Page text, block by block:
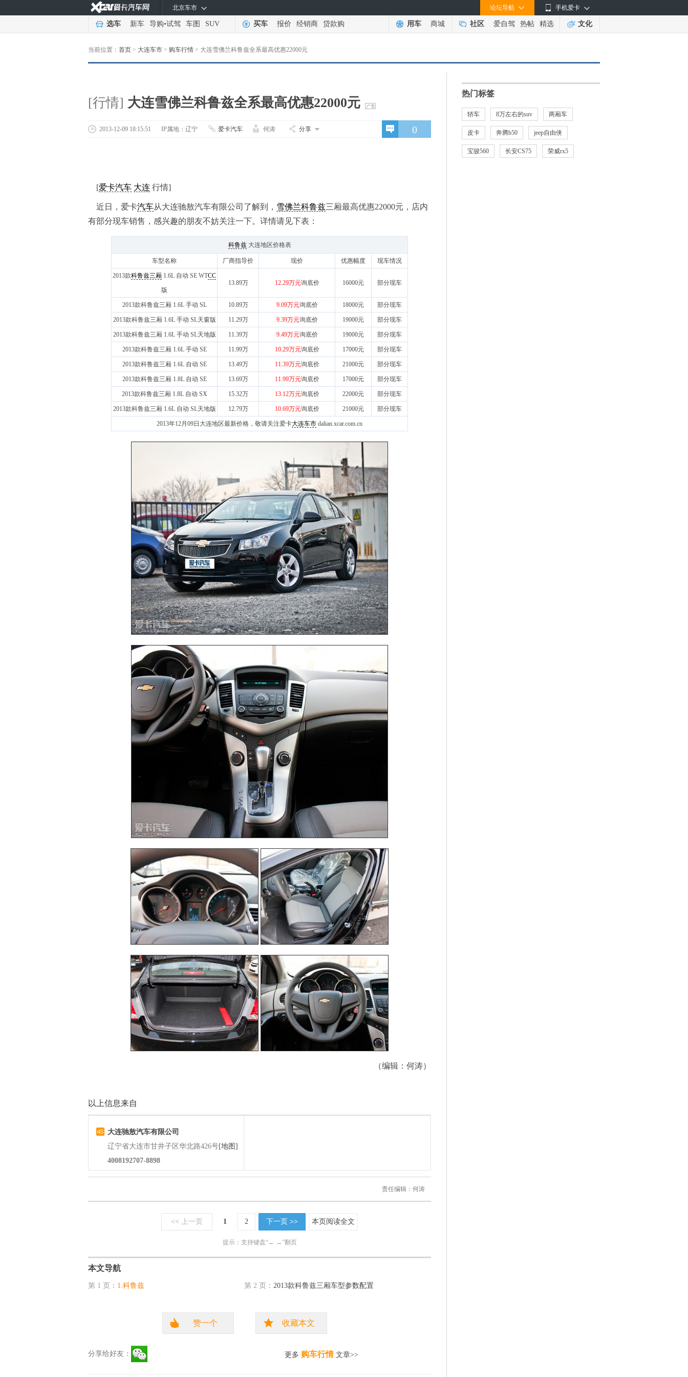
手机爱卡
论坛导航
北京车市
选车 新车 导购•试驾 车图 SUV 买车 报价 经销商 贷款购 用车 商城 社区 爱自驾 热帖 精选 文化
当前位置： 首页 > 大连车市 > 购车行情 > 大连雪佛兰科鲁兹全系最高优惠22000元
[行情] 大连雪佛兰科鲁兹全系最高优惠22000元
0
2013-12-09 18:15:51 IP属地：辽宁 爱卡汽车 何涛 分享
[爱卡汽车 大连 行情]
近日，爱卡汽车从大连驰敖汽车有限公司了解到， 雪佛兰科鲁兹三厢最高优惠22000元，店内
有部分现车销售， 感兴趣的朋友不妨关注一下。详情请见下表：
科鲁兹大连地区价格表
车型名称 厂商指导价 现价 优惠幅度 现车情况
2013款科鲁兹三厢 1.6L 自动 SE WTCC
版
13.89万 12.29万元询底价 16000元 部分现车
2013款科鲁兹三厢 1.6L 手动 SL 10.89万 9.09万元询底价 18000元 部分现车
2013款科鲁兹三厢 1.6L 手动 SL天窗版 11.29万 9.39万元询底价 19000元 部分现车
2013款科鲁兹三厢 1.6L 手动 SL天地版 11.39万 9.49万元询底价 19000元 部分现车
2013款科鲁兹三厢 1.6L 手动 SE 11.99万 10.29万元询底价 17000元 部分现车
2013款科鲁兹三厢 1.6L 自动 SE 13.49万 11.39万元询底价 21000元 部分现车
2013款科鲁兹三厢 1.8L 自动 SE 13.69万 11.99万元询底价 17000元 部分现车
2013款科鲁兹三厢 1.8L 自动 SX 15.32万 13.12万元询底价 22000元 部分现车
2013款科鲁兹三厢 1.6L 自动 SL天地版 12.79万 10.69万元询底价 21000元 部分现车
2013年12月09日大连地区最新价格，敬请关注爱卡大连车市 dalian.xcar.com.cn
（编辑：何涛）
以上信息来自
大连驰敖汽车有限公司
辽宁省大连市甘井子区华北路426号[地图]
4008192707-8898
责任编辑：何涛
<< 上一页 1 2 下一页 >> 本页阅读全文
提示：支持键盘“← →”翻页
本文导航
第 1 页： 1.科鲁兹 第 2 页： 2013款科鲁兹三厢车型参数配置
赞一个 收藏本文
分享给好友： 更多 购车行情文章>>
热门标签
轿车 8万左右的suv 两厢车
皮卡 奔腾b50 jeep自由侠
宝骏560 长安CS75 荣威rx5